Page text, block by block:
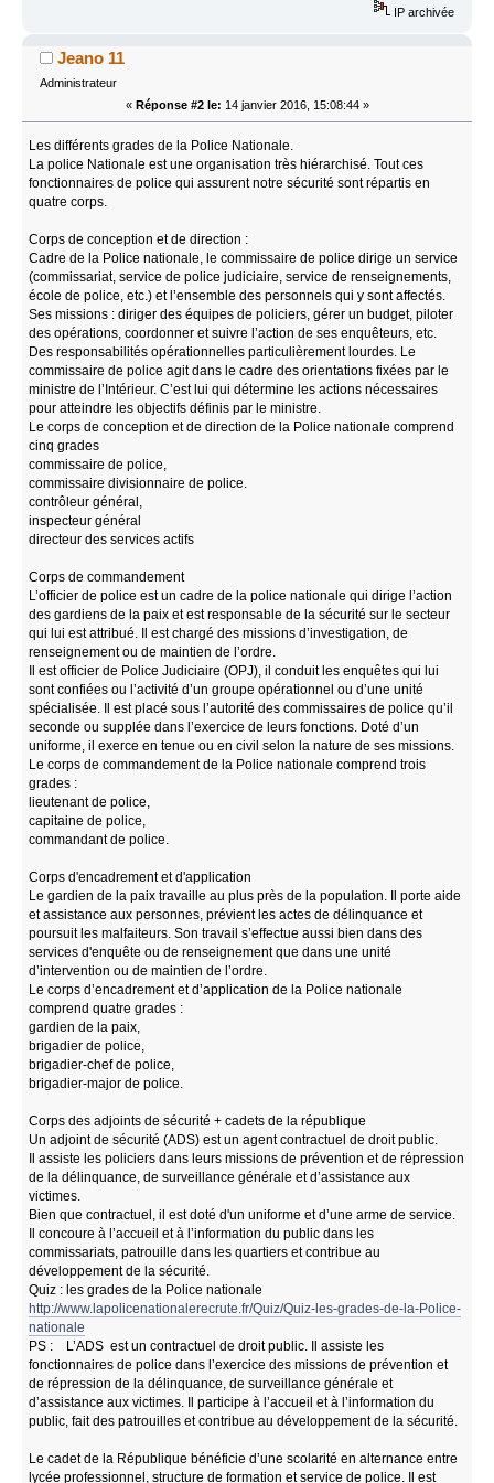
IP archivée
Jeano 11
Administrateur
« Réponse #2 le: 14 janvier 2016, 15:08:44 »
Les différents grades de la Police Nationale.
La police Nationale est une organisation très hiérarchisé. Tout ces
fonctionnaires de police qui assurent notre sécurité sont répartis en
quatre corps.
Corps de conception et de direction :
Cadre de la Police nationale, le commissaire de police dirige un service
(commissariat, service de police judiciaire, service de renseignements,
école de police, etc.) et l’ensemble des personnels qui y sont affectés.
Ses missions : diriger des équipes de policiers, gérer un budget, piloter
des opérations, coordonner et suivre l’action de ses enquêteurs, etc.
Des responsabilités opérationnelles particulièrement lourdes. Le
commissaire de police agit dans le cadre des orientations fixées par le
ministre de l’Intérieur. C’est lui qui détermine les actions nécessaires
pour atteindre les objectifs définis par le ministre.
Le corps de conception et de direction de la Police nationale comprend
cinq grades
commissaire de police,
commissaire divisionnaire de police.
contrôleur général,
inspecteur général
directeur des services actifs
Corps de commandement
L’officier de police est un cadre de la police nationale qui dirige l’action
des gardiens de la paix et est responsable de la sécurité sur le secteur
qui lui est attribué. Il est chargé des missions d’investigation, de
renseignement ou de maintien de l’ordre.
Il est officier de Police Judiciaire (OPJ), il conduit les enquêtes qui lui
sont confiées ou l’activité d’un groupe opérationnel ou d’une unité
spécialisée. Il est placé sous l’autorité des commissaires de police qu’il
seconde ou supplée dans l’exercice de leurs fonctions. Doté d’un
uniforme, il exerce en tenue ou en civil selon la nature de ses missions.
Le corps de commandement de la Police nationale comprend trois
grades :
lieutenant de police,
capitaine de police,
commandant de police.
Corps d'encadrement et d'application
Le gardien de la paix travaille au plus près de la population. Il porte aide
et assistance aux personnes, prévient les actes de délinquance et
poursuit les malfaiteurs. Son travail s’effectue aussi bien dans des
services d'enquête ou de renseignement que dans une unité
d’intervention ou de maintien de l’ordre.
Le corps d’encadrement et d’application de la Police nationale
comprend quatre grades :
gardien de la paix,
brigadier de police,
brigadier-chef de police,
brigadier-major de police.
Corps des adjoints de sécurité + cadets de la république
Un adjoint de sécurité (ADS) est un agent contractuel de droit public.
Il assiste les policiers dans leurs missions de prévention et de répression
de la délinquance, de surveillance générale et d’assistance aux
victimes.
Bien que contractuel, il est doté d'un uniforme et d’une arme de service.
Il concoure à l’accueil et à l’information du public dans les
commissariats, patrouille dans les quartiers et contribue au
développement de la sécurité.
Quiz : les grades de la Police nationale
http://www.lapolicenationalerecrute.fr/Quiz/Quiz-les-grades-de-la-Police-
nationale
PS : L’ADS est un contractuel de droit public. Il assiste les
fonctionnaires de police dans l’exercice des missions de prévention et
de répression de la délinquance, de surveillance générale et
d’assistance aux victimes. Il participe à l’accueil et à l’information du
public, fait des patrouilles et contribue au développement de la sécurité.
Le cadet de la République bénéficie d’une scolarité en alternance entre
lycée professionnel, structure de formation et service de police. Il est